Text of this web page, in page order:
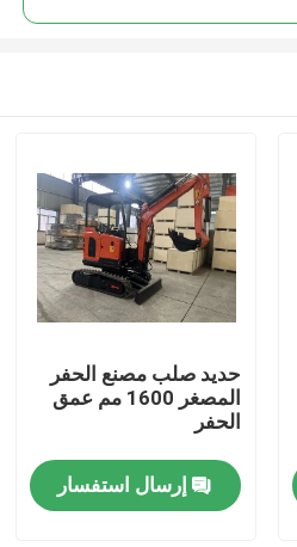
حديد صلب مصنع الحفر
المصغر 1600 مم عمق
الحفر
إرسال استفسار